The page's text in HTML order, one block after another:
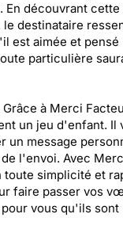
En découvrant cette
destinataire
est aimée et pensé
particulière
à Merci
un jeu d'enfant. Il
un message
l'envoi. Avec
toute simplicité et
faire passer vos
vous qu'ils sont